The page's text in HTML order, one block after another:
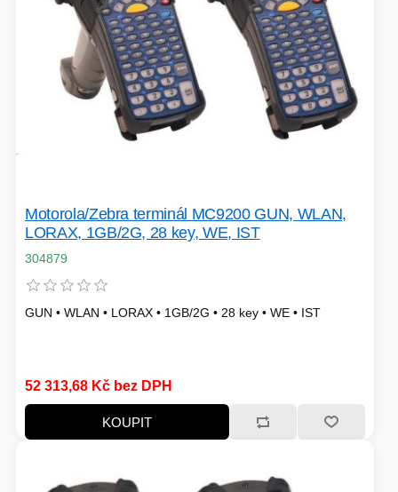
HERNÍ KAMERY
PC SKŘÍNĚ
VIRTUALIZACE
PŘÍSLUŠENSTVÍ
KALKULAČKY
AUTO - MOTO
USB KABELY
OPTICKÉ KABELY
GRILOVÁNÍ A PÁRTY
Motorola/Zebra terminál MC9200 GUN, WLAN,
LORAX, 1GB/2G, 28 key, WE, IST
304879
GUN • WLAN • LORAX • 1GB/2G • 28 key • WE • IST
52 313,68 Kč bez DPH
KOUPIT